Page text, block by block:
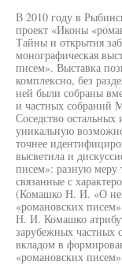
В 2010 году в
проект «Иконы
Тайны и открытия
монографическая
писем». Выставка
комплексно, без
ней были собраны
и частных собраний
Соседство
уникальную
точнее
высветила и
писем»: разную меру
связанные с
(Комашко Н. И. «О
«романовских
Н. И. Комашко
зарубежных частных
вкладом в
«романовских